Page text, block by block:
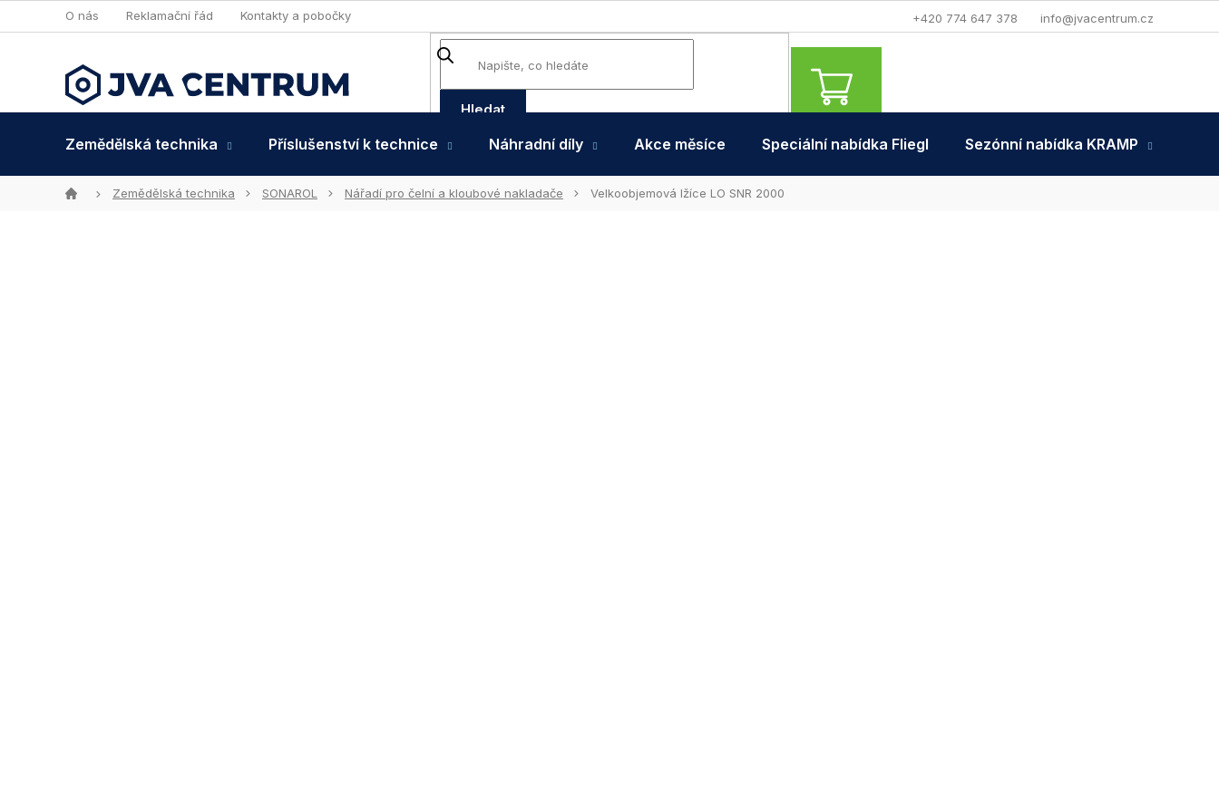
na
+420 774 647 378 info@jvacentrum.cz
O nás Reklamační řád Kontakty a pobočky
Hledat
NÁKUPNÍ
KOŠÍK
Zemědělská technika
Příslušenství k technice Náhradní díly Akce měsíce Speciální nabídka Fliegl Sezónní nabídka KRAMP
DomůZemědělská technika SONAROL Nářadí pro čelní a kloubové nakladače Velkoobjemová lžíce LO SNR 2000